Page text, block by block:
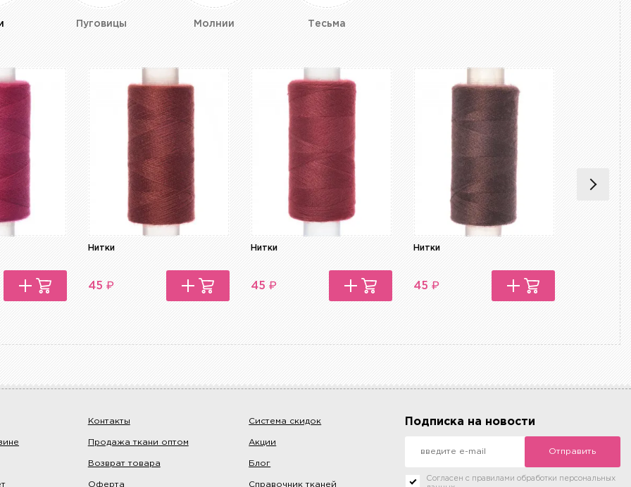
Пуговицы Молнии Тесьма
Нитки
45 ₽
Нитки
45 ₽
Нитки
45 ₽
Контакты
Продажа ткани оптом
Возврат товара
Оферта
Система скидок
Акции
Блог
Справочник тканей
Подписка на новости
Отправить
Согласен с правилами обработки персональных